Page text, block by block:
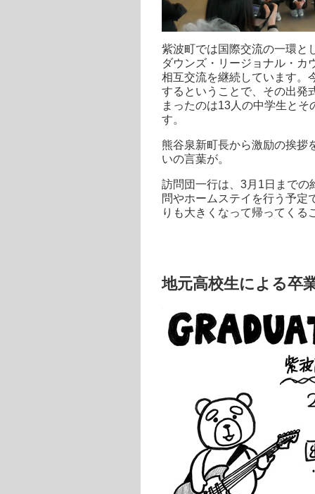
紫波町では国際交流の一環と
ダウンズ・リージョナル・カ
相互交流を継続しています。
するということで、その出発
まったのは13人の中学生と
す。
熊谷泉新町長から激励の挨拶
いの言葉が。
訪問団一行は、3月1日までの
問やホームステイを行う予定
りも大きくなって帰ってく
地元高校生による卒